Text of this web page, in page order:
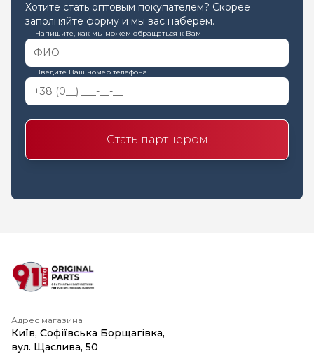
Хотите стать оптовым покупателем? Скорее
заполняйте форму и мы вас наберем.
Напишите, как мы можем обращаться к Вам
Введите Ваш номер телефона
Стать партнером
Адрес магазина
Київ, Софіївська Борщагівка,
вул. Щаслива, 50